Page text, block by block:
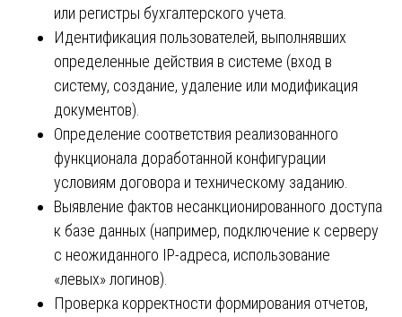
или регистры бухгалтерского учета.
Идентификация пользователей, выполнявших
определенные действия в системе (вход в
систему, создание, удаление или модификация
документов).
Определение соответствия реализованного
функционала доработанной конфигурации
условиям договора и техническому заданию.
Выявление фактов несанкционированного доступа
к базе данных (например, подключение к серверу
с неожиданного IP-адреса, использование
«левых» логинов).
Проверка корректности формирования отчетов,